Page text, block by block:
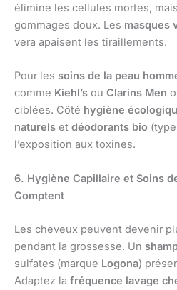
élimine les cellules mortes,
gommages doux. Les masques
vera apaisent les tiraillements.
Pour les soins de la peau
comme Kiehl’s ou Clarins Men
ciblées. Côté hygiène
naturels et déodorants bio (type
l’exposition aux toxines.
6. Hygiène Capillaire et Soins
Comptent
Les cheveux peuvent devenir
pendant la grossesse. Un
sulfates (marque Logona)
Adaptez la fréquence lavage